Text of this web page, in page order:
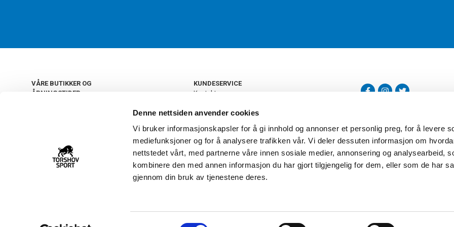
Denne nettsiden anvender cookies
Vi bruker informasjonskapsler for å gi innhold og annonser et personlig preg, for å levere
mediefunksjoner og for å analysere trafikken vår. Vi deler dessuten informasjon om
nettstedet vårt, med partnerne våre innen sosiale medier, annonsering og analysearbeid,
kombinere den med annen informasjon du har gjort tilgjengelig for dem, eller som de har
gjennom din bruk av tjenestene deres.
VÅRE BUTIKKER OG
ÅPNINGSTIDER
22 09 20 20
KUNDESERVICE
Kontakt oss
Retur og bytte
Personvern
Frakt og levering
Ledige stillinger
FAQ - Ofte stilte spørsmål
Åpenhetsloven
Torshov Sport har over 90 års
klubbhandel. Torshov Sport har
Drammen, Sandvika Storsenter